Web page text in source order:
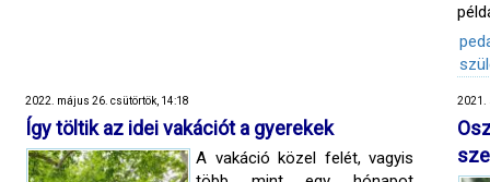
2022. május 26. csütörtök, 14:18
Így töltik az idei vakációt a gyerekek
A vakáció közel felét, vagyis
2021.